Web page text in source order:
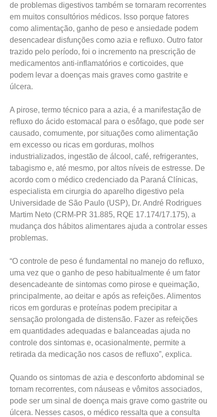
de problemas digestivos também se tornaram recorrentes
em muitos consultórios médicos. Isso porque fatores
como alimentação, ganho de peso e ansiedade podem
desencadear disfunções como azia e refluxo. Outro fator
trazido pelo período, foi o incremento na prescrição de
medicamentos anti-inflamatórios e corticoides, que
podem levar a doenças mais graves como gastrite e
úlcera.
A pirose, termo técnico para a azia, é a manifestação de
refluxo do ácido estomacal para o esôfago, que pode ser
causado, comumente, por situações como alimentação
em excesso ou ricas em gorduras, molhos
industrializados, ingestão de álcool, café, refrigerantes,
tabagismo e, até mesmo, por altos níveis de estresse. De
acordo com o médico credenciado da Paraná Clínicas,
especialista em cirurgia do aparelho digestivo pela
Universidade de São Paulo (USP), Dr. André Rodrigues
Martim Neto (CRM-PR 31.885, RQE 17.174/17.175), a
mudança dos hábitos alimentares ajuda a controlar esses
problemas.
“O controle de peso é fundamental no manejo do refluxo,
uma vez que o ganho de peso habitualmente é um fator
desencadeante de sintomas como pirose e queimação,
principalmente, ao deitar e após as refeições. Alimentos
ricos em gorduras e proteínas podem precipitar a
sensação prolongada de distensão. Fazer as refeições
em quantidades adequadas e balanceadas ajuda no
controle dos sintomas e, ocasionalmente, permite a
retirada da medicação nos casos de refluxo”, explica.
Quando os sintomas de azia e desconforto abdominal se
tornam recorrentes, com náuseas e vômitos associados,
pode ser um sinal de doença mais grave como gastrite ou
úlcera. Nesses casos, o médico ressalta que a consulta